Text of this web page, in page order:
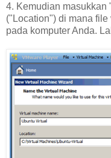
4. Kemudian masukkan
("Location") di mana
pada komputer Anda.